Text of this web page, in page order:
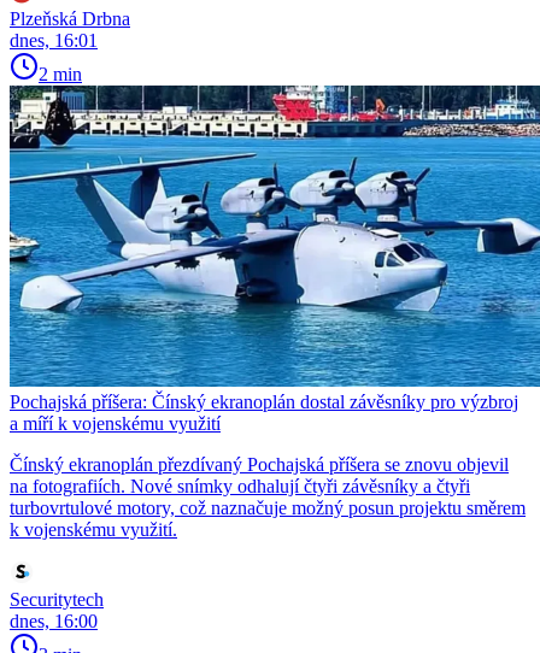
Plzeňská Drbna
dnes, 16:01
2 min
Pochajská příšera: Čínský ekranoplán dostal závěsníky pro výzbroj
a míří k vojenskému využití
Čínský ekranoplán přezdívaný Pochajská příšera se znovu objevil
na fotografiích. Nové snímky odhalují čtyři závěsníky a čtyři
turbovrtulové motory, což naznačuje možný posun projektu směrem
k vojenskému využití.
Securitytech
dnes, 16:00